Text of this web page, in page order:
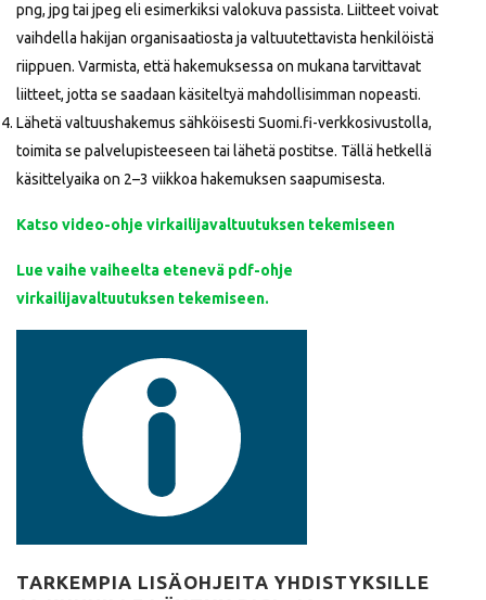
png, jpg tai jpeg eli esimerkiksi valokuva passista. Liitteet voivat
vaihdella hakijan organisaatiosta ja valtuutettavista henkilöistä
riippuen. Varmista, että hakemuksessa on mukana tarvittavat
liitteet, jotta se saadaan käsiteltyä mahdollisimman nopeasti.
Lähetä valtuushakemus sähköisesti Suomi.fi-verkkosivustolla,
toimita se palvelupisteeseen tai lähetä postitse. Tällä hetkellä
käsittelyaika on 2–3 viikkoa hakemuksen saapumisesta.
Katso video-ohje virkailijavaltuutuksen tekemiseen
Lue vaihe vaiheelta etenevä pdf-ohje
virkailijavaltuutuksen tekemiseen.
TARKEMPIA LISÄOHJEITA YHDISTYKSILLE